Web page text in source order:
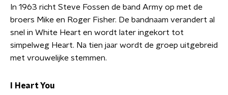
In 1963 richt Steve Fossen de band Army op met de
broers Mike en Roger Fisher. De bandnaam verandert al
snel in White Heart en wordt later ingekort tot
simpelweg Heart. Na tien jaar wordt de groep uitgebreid
met vrouwelijke stemmen.
I Heart You